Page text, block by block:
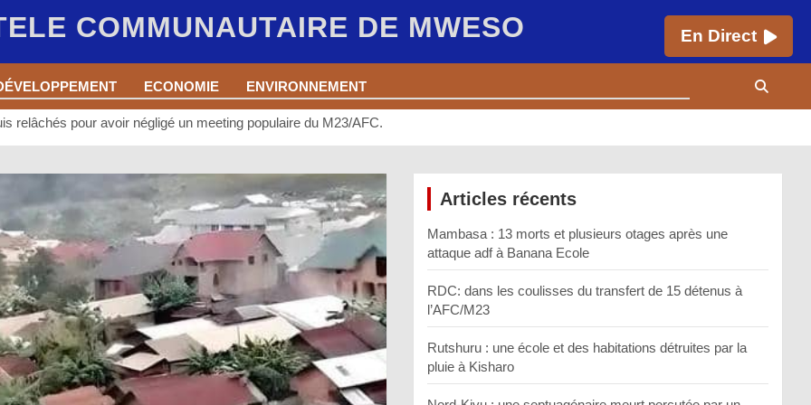
COMMUNAUTAIRE DE MWESO En Direct
ECONOMIE ENVIRONNEMENT
relâchés pour avoir négligé un meeting populaire du M23/AFC.
Articles récents
Mambasa : 13 morts et plusieurs otages après une
attaque adf à Banana Ecole
RDC: dans les coulisses du transfert de 15 détenus à
l’AFC/M23
Rutshuru : une école et des habitations détruites par la
pluie à Kisharo